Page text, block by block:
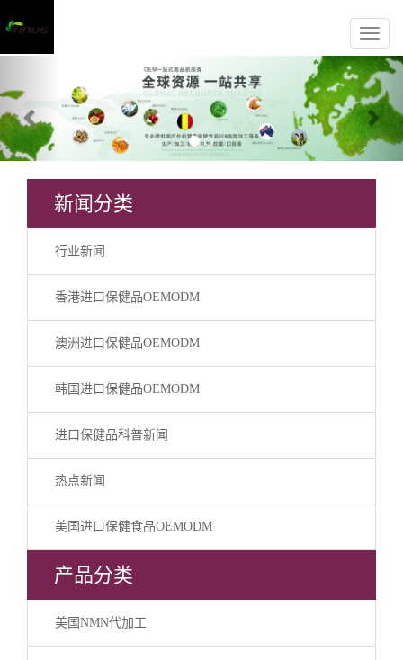
新闻分类
行业新闻
香港进口保健品OEMODM
澳洲进口保健品OEMODM
韩国进口保健品OEMODM
进口保健品科普新闻
热点新闻
美国进口保健食品OEMODM
产品分类
美国NMN代加工